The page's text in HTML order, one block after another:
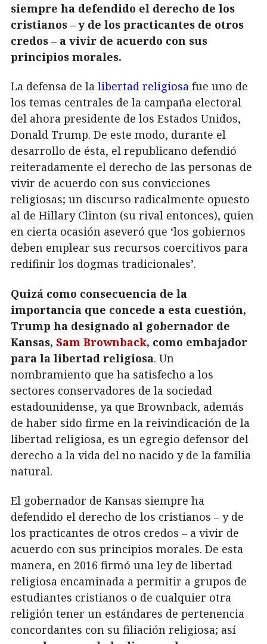
siempre ha defendido el derecho de los
cristianos – y de los practicantes de otros
credos – a vivir de acuerdo con sus
principios morales.
La defensa de la libertad religiosa fue uno de
los temas centrales de la campaña electoral
del ahora presidente de los Estados Unidos,
Donald Trump. De este modo, durante el
desarrollo de ésta, el republicano defendió
reiteradamente el derecho de las personas de
vivir de acuerdo con sus convicciones
religiosas; un discurso radicalmente opuesto
al de Hillary Clinton (su rival entonces), quien
en cierta ocasión aseveró que ‘los gobiernos
deben emplear sus recursos coercitivos para
redifinir los dogmas tradicionales’.
Quizá como consecuencia de la
importancia que concede a esta cuestión,
Trump ha designado al gobernador de
Kansas, Sam Brownback, como embajador
para la libertad religiosa. Un
nombramiento que ha satisfecho a los
sectores conservadores de la sociedad
estadounidense, ya que Brownback, además
de haber sido firme en la reivindicación de la
libertad religiosa, es un egregio defensor del
derecho a la vida del no nacido y de la familia
natural.
El gobernador de Kansas siempre ha
defendido el derecho de los cristianos – y de
los practicantes de otros credos – a vivir de
acuerdo con sus principios morales. De esta
manera, en 2016 firmó una ley de libertad
religiosa encaminada a permitir a grupos de
estudiantes cristianos o de cualquier otra
religión tener un estándares de pertenencia
concordantes con su filiación religiosa; así